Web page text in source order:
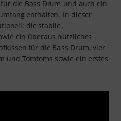
die Bass Drum und auch ein
enthalten. In dieser
die stabile,
ein überaus nützliches
für die Bass Drum, vier
und Tomtoms sowie ein erstes